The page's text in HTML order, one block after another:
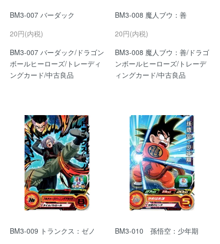
BM3-007 バーダック
20円(内税)
BM3-007 バーダック/ドラゴン
ボールヒーローズ/トレーディ
ングカード/中古良品
BM3-008 魔人ブウ：善
20円(内税)
BM3-008 魔人ブウ：善/ドラゴ
ンボールヒーローズ/トレーデ
ィングカード/中古良品
BM3-009 トランクス：ゼノ
BM3-010 孫悟空：少年期